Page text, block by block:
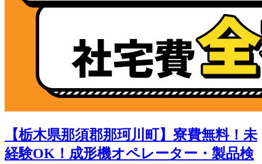
【栃木県那須郡那珂川町】寮費無料！未
経験OK！成形機オペレーター・製品検